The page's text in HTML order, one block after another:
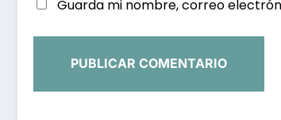
Guarda mi nombre, correo